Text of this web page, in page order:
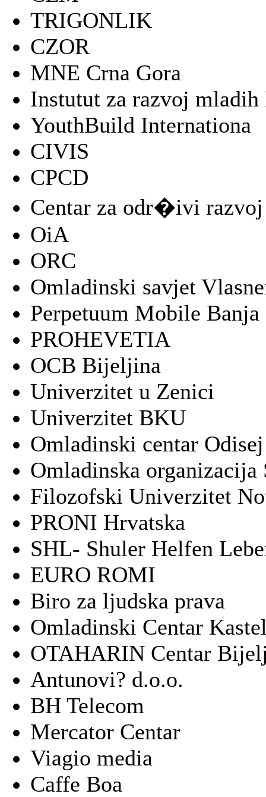
TRIGONLIK
CZOR
MNE Crna Gora
Instutut za razvoj
YouthBuild Internationa
CIVIS
CPCD
Centar za odr�ivi razvoj
OiA
ORC
Omladinski savjet
Perpetuum Mobile
PROHEVETIA
OCB Bijeljina
Univerzitet u Zenici
Univerzitet BKU
Omladinski centar
Omladinska organizacija
Filozofski Univerzitet
PRONI Hrvatska
SHL- Shuler Helfen
EURO ROMI
Biro za ljudska prava
Omladinski Centar
OTAHARIN Centar
Antunovi? d.o.o.
BH Telecom
Mercator Centar
Viagio media
Caffe Boa